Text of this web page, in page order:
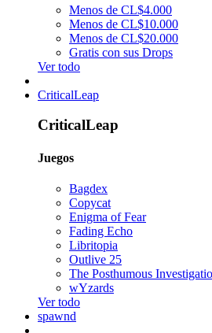
Menos de CL$4.000
Menos de CL$10.000
Menos de CL$20.000
Gratis con sus Drops
Ver todo
CriticalLeap
CriticalLeap
Juegos
Bagdex
Copycat
Enigma of Fear
Fading Echo
Libritopia
Outlive 25
The Posthumous
wYzards
Ver todo
spawnd